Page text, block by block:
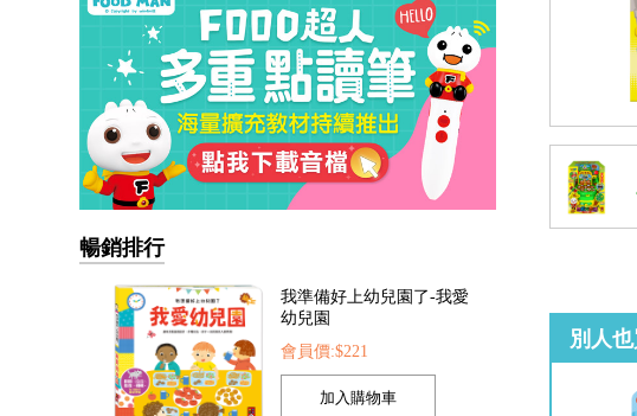
暢銷排行
我準備好上幼兒園了-我愛
幼兒園
會員價:$221
別人